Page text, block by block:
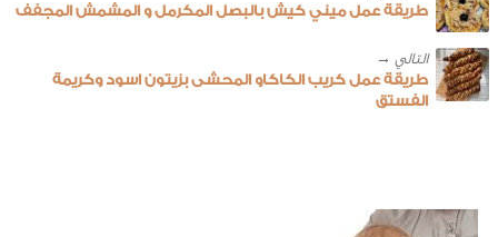
طريقة عمل ميني كيش بالبصل المكرمل و المشمش المجفف
طريقة عمل كريب الكاكاو المحشى بزيتون اسود وكريمة
الفستق